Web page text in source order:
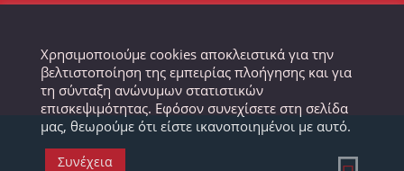
Χρησιμοποιούμε cookies αποκλειστικά για την
βελτιστοποίηση της εμπειρίας πλοήγησης και για
τη σύνταξη ανώνυμων στατιστικών
επισκεψιμότητας. Εφόσον συνεχίσετε στη σελίδα
μας, θεωρούμε ότι είστε ικανοποιημένοι με αυτό.
Συνέχεια